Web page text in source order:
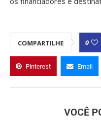
COMPARTILHE 0
Pinterest Email
VOCÊ